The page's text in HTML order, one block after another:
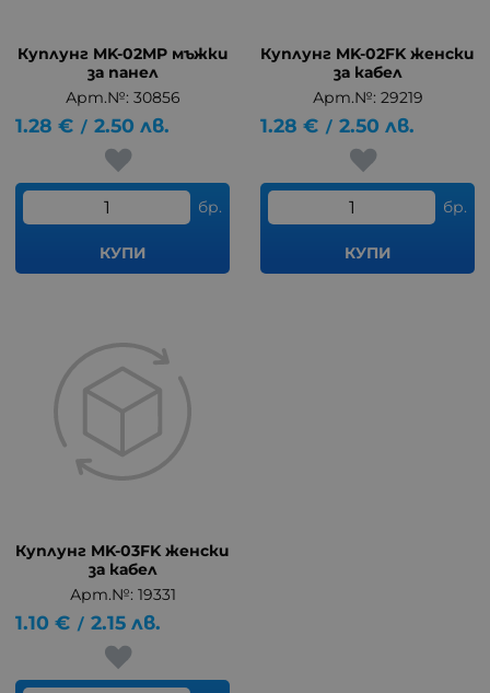
Куплунг MK-02MP мъжки
за панел
Арт.№: 30856
1.28 € / 2.50 лв.
бр.
КУПИ
Куплунг MK-02FK женски
за кабел
Арт.№: 29219
1.28 € / 2.50 лв.
бр.
КУПИ
Куплунг MK-03FK женски
за кабел
Арт.№: 19331
1.10 € / 2.15 лв.